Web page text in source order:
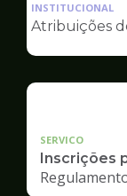
INSTITUCIONAL
Atribuições
SERVICO
Inscrições